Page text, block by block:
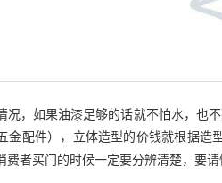
况，如果油漆足够的话就不怕水，也不
金配件），立体造型的价钱就根据造
者买门的时候一定要分辨清楚，要请